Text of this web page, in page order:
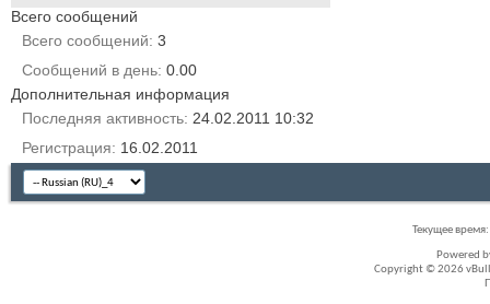
Всего сообщений
Всего сообщений 3
Сообщений в день 0.00
Дополнительная информация
Последняя активность 24.02.2011 10:32
Регистрация
16.02.2011
Текущее время:
Powered
Copyright © 2026